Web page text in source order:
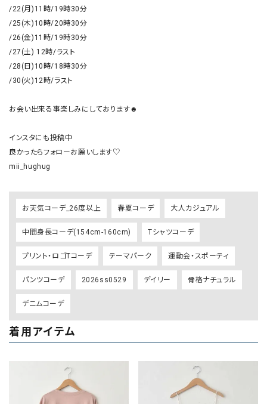
/22(月)11時/19時30分
/25(木)10時/20時30分
/26(金)11時/19時30分
/27(土) 12時/ラスト
/28(日)10時/18時30分
/30(火)12時/ラスト
お会い出来る事楽しみにしております☻
インスタにも投稿中
良かったらフォローお願いします♡
mii_hughug
お天気コーデ_26度以上 春夏コーデ 大人カジュアル
中間身長コーデ(154cm-160cm) Tシャツコーデ
プリント・ロゴTコーデ テーマパーク 運動会・スポーティ
パンツコーデ 2026ss0529 デイリー 骨格ナチュラル
デニムコーデ
着用アイテム